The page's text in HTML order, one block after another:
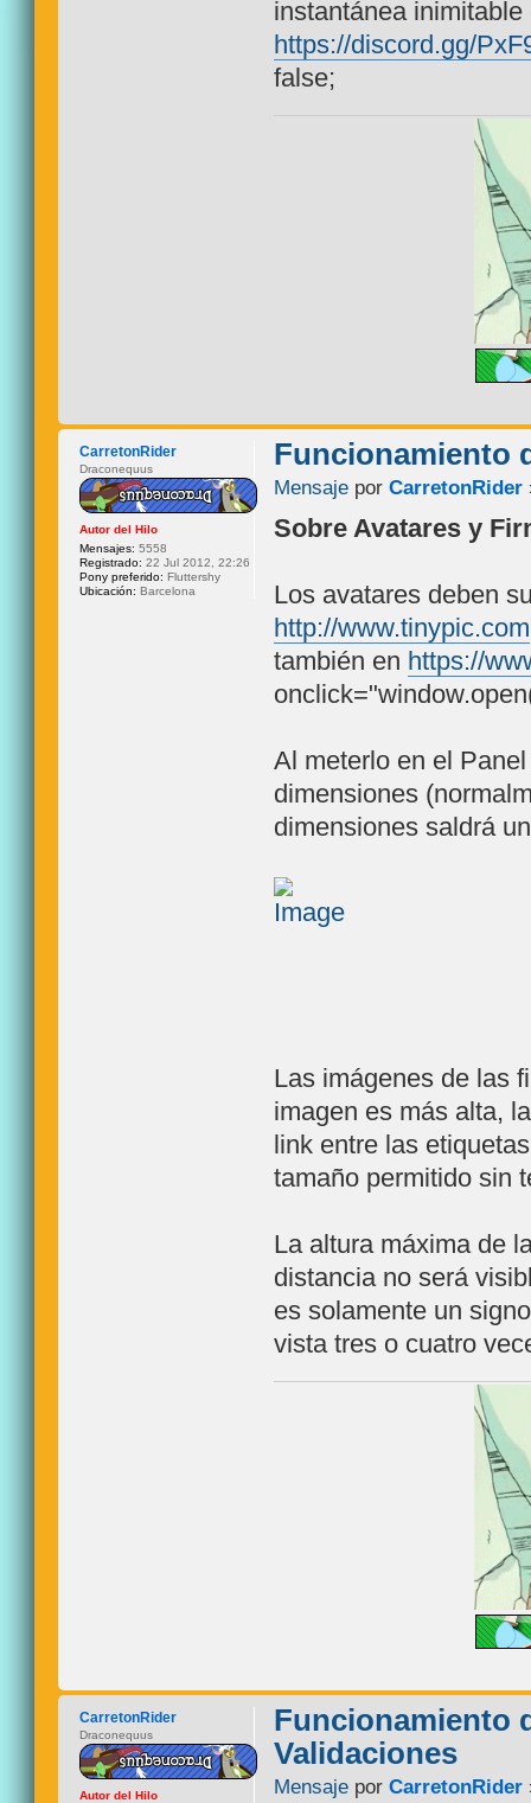
instantánea
https://discord.gg/
false;
Funcionamiento
Mensaje porCarretonRider
Sobre Avatares y
Los avatares deben
http://www.tinypic.com
también en https://
Al meterlo en el
dimensiones
dimensiones saldrá
Las imágenes de las
imagen es más alta,
link entre las
tamaño permitido sin
La altura máxima de
distancia no será
es solamente un
vista tres o cuatro
CarretonRider
Draconequus
Autor del Hilo
Mensajes: 5558
Registrado: 22 Jul 2012, 22:26
Pony preferido: Fluttershy
Ubicación: Barcelona
Funcionamiento
Validaciones
Mensaje porCarretonRider
CarretonRider
Draconequus
Autor del Hilo